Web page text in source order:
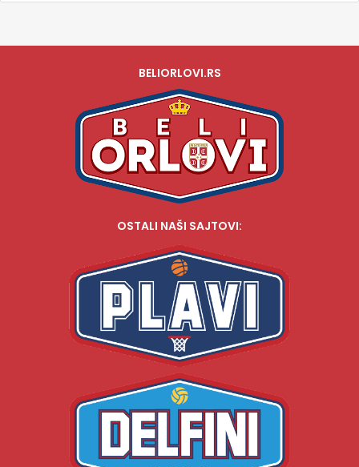
BELIORLOVI.RS
OSTALI NAŠI SAJTOVI: